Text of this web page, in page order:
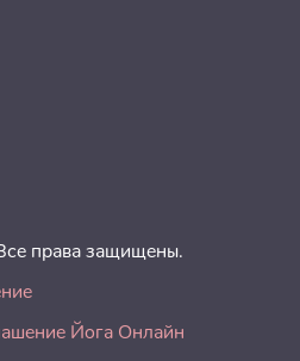
права защищены.
Йога Онлайн